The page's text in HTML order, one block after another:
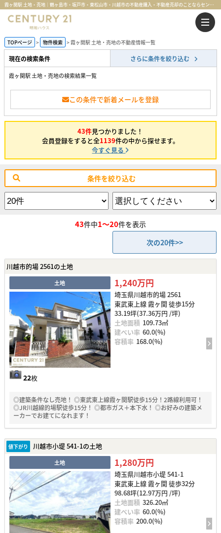
霞ヶ関駅 土地・売地｜鶴ヶ島市・坂戸市・東松山市・川越市の不動産購入・不動産売却のことならセンチュリー21明和ハウス
TOPページ 物件検索 霞ヶ関駅 土地・売地の不動産情報一覧
現在の検索条件 さらに条件を絞り込む
霞ヶ関駅 土地・売地の検索結果一覧
この条件で新着メールを登録
43件見つかりました！
会員登録をすると全1139件の中から探せます。
今すぐ見る
条件を絞り込む
43件中1～20件を表示
次の20件>>
川越市的場 2561の土地
土地
22枚
1,240万円
埼玉県川越市的場 2561
東武東上線 霞ヶ関 徒歩15分
33.19坪(37.36万円 /坪)
土地面積 109.73㎡
建ぺい率 60.0(%)
容積率 168.0(%)
◎建築条件なし売地！ ◎東武東上線霞ヶ関駅徒歩15分！2路線利用可！
◎JR川越線的場駅徒歩15分！ ◎都市ガス＋本下水！ ◎お好みの建築メ
ーカーでお建てになれます！
値下がり 川越市小堤 541-1の土地
土地 1,280万円
埼玉県川越市小堤 541-1
東武東上線 霞ヶ関 徒歩32分
98.68坪(12.97万円 /坪)
土地面積 326.20㎡
建ぺい率 60.0(%)
容積率 200.0(%)